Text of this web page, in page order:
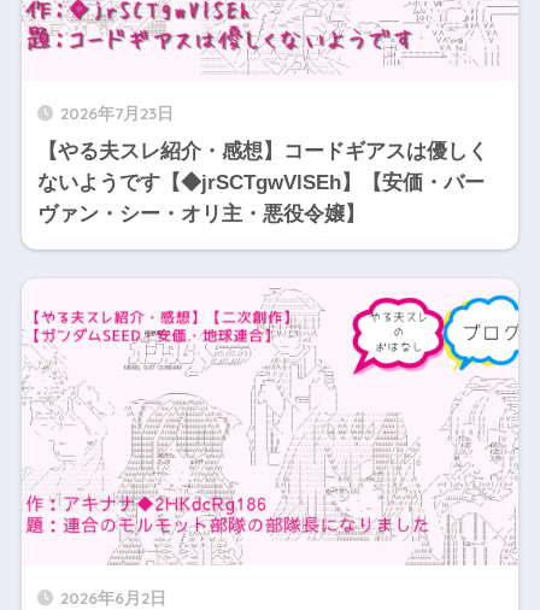
2026年7月23日
【やる夫スレ紹介・感想】コードギアスは優しく
ないようです【◆jrSCTgwVlSEh】【安価・バー
ヴァン・シー・オリ主・悪役令嬢】
2026年6月2日